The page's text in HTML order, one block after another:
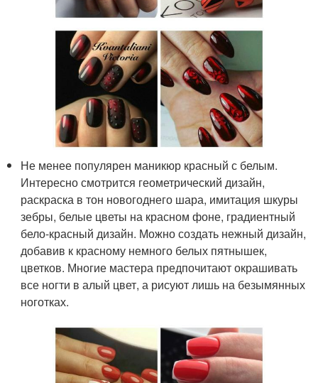
Не менее популярен маникюр красный с белым.
Интересно смотрится геометрический дизайн,
раскраска в тон новогоднего шара, имитация шкуры
зебры, белые цветы на красном фоне, градиентный
бело-красный дизайн. Можно создать нежный дизайн,
добавив к красному немного белых пятнышек,
цветков. Многие мастера предпочитают окрашивать
все ногти в алый цвет, а рисуют лишь на безымянных
ноготках.